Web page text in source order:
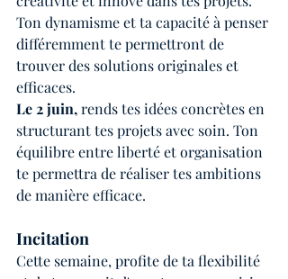
Ton dynamisme et ta capacité à penser
différemment te permettront de
trouver des solutions originales et
efficaces.
Le 2 juin, rends tes idées concrètes en
structurant tes projets avec soin. Ton
équilibre entre liberté et organisation
te permettra de réaliser tes ambitions
de manière efficace.
Incitation
Cette semaine, profite de ta flexibilité